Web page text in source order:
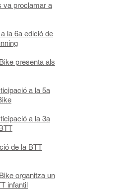
va proclamar a
la 6a edició de
presenta als
a la 5a
a la 3a
de la BTT
organitza un
infantil